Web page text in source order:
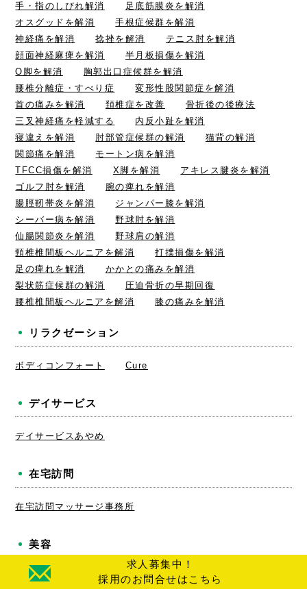
求人募集中！
採用のお問合せはこちら
手・指のしびれ解消
足底筋膜炎を解消
オスグッドを解消
手根症候群を解消
神経痛を解消
捻挫を解消
テニス肘を解消
顔面神経麻痺を解消
半月板損傷を解消
O脚を解消
胸郭出口症候群を解消
腰椎分離症・すべり症
変形性股関節症を解消
首の痛みを解消
頚椎症を改善
骨折後の後療法
三叉神経痛を軽減する
内反小趾を解消
寝違えを解消
肘部管症候群の解消
猫背の解消
関節痛を解消
モートン病を解消
TFCC損傷を解消
X脚を解消
アキレス腱炎を解消
ゴルフ肘を解消
腕の痺れを解消
腸脛靭帯炎を解消
ジャンパー膝を解消
シーバー病を解消
野球肘を解消
仙腸関節炎を解消
野球肩の解消
頸椎椎間板ヘルニアを解消
打撲損傷を解消
足の痺れを解消
かかとの痛みを解消
梨状筋症候群の解消
圧迫骨折の早期回復
腰椎椎間板ヘルニアを解消
膝の痛みを解消
リラクゼーション
ボディコンフォート Cure
デイサービス
デイサービスあやめ
在宅訪問
在宅訪問マッサージ事務所
美容
美容メニュー